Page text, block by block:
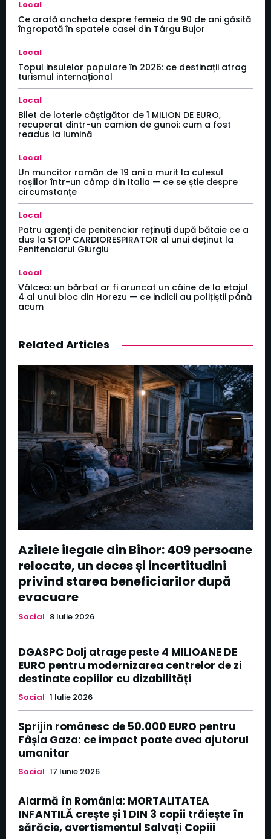
Local
Ce arată ancheta despre femeia de 90 de ani găsită
îngropată în spatele casei din Târgu Bujor
Local
Topul insulelor populare în 2026: ce destinații atrag
turismul internațional
Local
Bilet de loterie câștigător de 1 MILION DE EURO,
recuperat dintr-un camion de gunoi: cum a fost
readus la lumină
Local
Un muncitor român de 19 ani a murit la culesul
roșiilor într-un câmp din Italia — ce se știe despre
circumstanțe
Local
Patru agenți de penitenciar reținuți după bătaie ce a
dus la STOP CARDIORESPIRATOR al unui deținut la
Penitenciarul Giurgiu
Local
Vâlcea: un bărbat ar fi aruncat un câine de la etajul
4 al unui bloc din Horezu — ce indicii au polițiștii până
acum
Related Articles
Azilele ilegale din Bihor: 409 persoane
relocate, un deces și incertitudini
privind starea beneficiarilor după
evacuare
Social 8 Iulie 2026
DGASPC Dolj atrage peste 4 MILIOANE DE
EURO pentru modernizarea centrelor de zi
destinate copiilor cu dizabilități
Social 1 Iulie 2026
Sprijin românesc de 50.000 EURO pentru
Fâșia Gaza: ce impact poate avea ajutorul
umanitar
Social 17 Iunie 2026
Alarmă în România: MORTALITATEA
INFANTILĂ crește și 1 DIN 3 copii trăiește în
sărăcie, avertismentul Salvați Copiii